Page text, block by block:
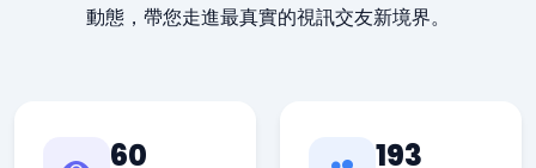
動態，帶您走進最真實的視訊交友新境界。
60 193